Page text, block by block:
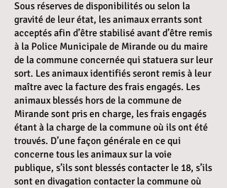
Sous réserves de disponibilités ou selon la
gravité de leur état, les animaux errants sont
acceptés afin d’être stabilisé avant d’être remis
à la Police Municipale de Mirande ou du maire
de la commune concernée qui statuera sur leur
sort. Les animaux identifiés seront remis à leur
maître avec la facture des frais engagés. Les
animaux blessés hors de la commune de
Mirande sont pris en charge, les frais engagés
étant à la charge de la commune où ils ont été
trouvés. D’une façon générale en ce qui
concerne tous les animaux sur la voie
publique, s’ils sont blessés contacter le 18, s’ils
sont en divagation contacter la commune où